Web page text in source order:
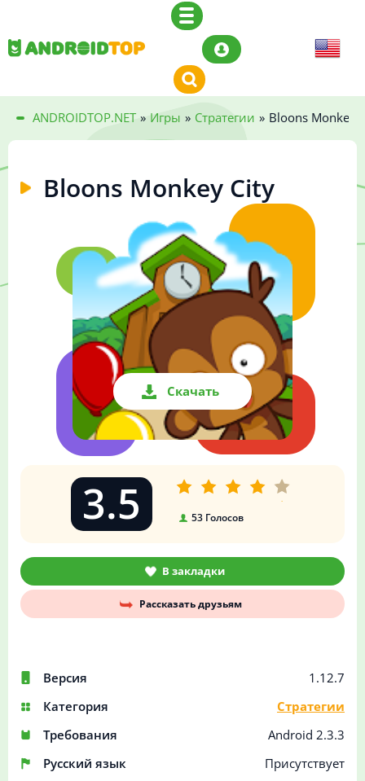
ANDROIDTOP.NET » Игры » Стратегии » Bloons Monkey
Bloons Monkey City
Скачать
Версия
1.12.7
Категория
Стратегии
Требования
Android 2.3.3
Русский язык
Присутствует
3.5 53 Голосов
В закладки
Рассказать друзьям